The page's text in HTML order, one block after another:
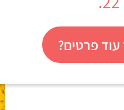
פרטים?